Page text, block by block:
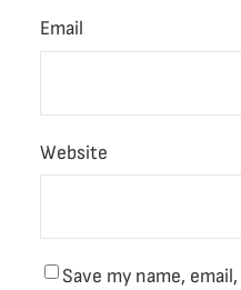
Email
Website
Save my name,